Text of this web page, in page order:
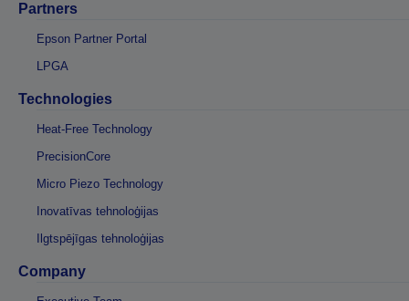
Partners
Epson Partner Portal
LPGA
Technologies
Heat-Free Technology
PrecisionCore
Micro Piezo Technology
Inovatīvas tehnoloģijas
Ilgtspējīgas tehnoloģijas
Company